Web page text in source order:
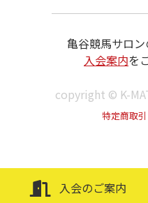
亀谷競馬サロン
入会案内を
copyright © K-
特定商取
入会のご案内